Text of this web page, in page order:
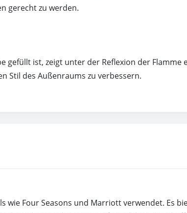
gerecht zu werden.
ist, zeigt unter der Reflexion der Flamme
Stil des Außenraums zu verbessern.
wie Four Seasons und Marriott verwendet. Es